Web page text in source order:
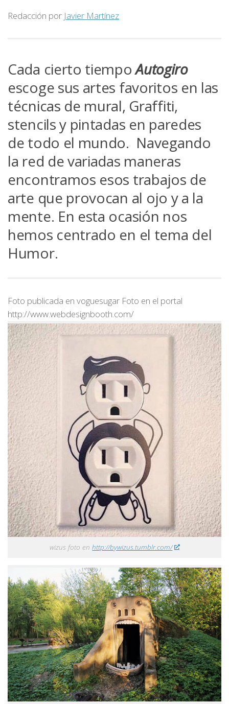
Redacción por Javier Martínez
Cada cierto tiempoAutogiro
escoge sus artes favoritos en las
técnicas de mural, Graffiti,
stencils y pintadas en paredes
de todo el mundo. Navegando
la red de variadas maneras
encontramos esos trabajos de
arte que provocan al ojo y a la
mente. En esta ocasión nos
hemos centrado en el tema del
Humor.
Foto publicada en voguesugar Foto en el portal
http://www.webdesignbooth.com/
wizus foto enhttp://bywizus.tumblr.com/